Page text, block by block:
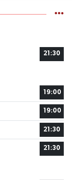
21:30
19:00
19:00
21:30
21:30